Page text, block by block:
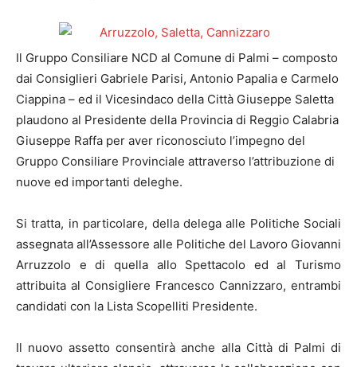
Il Gruppo Consiliare NCD al Comune di Palmi – composto
dai Consiglieri Gabriele Parisi, Antonio Papalia e Carmelo
Ciappina – ed il Vicesindaco della Città Giuseppe Saletta
plaudono al Presidente della Provincia di Reggio Calabria
Giuseppe Raffa per aver riconosciuto l’impegno del
Gruppo Consiliare Provinciale attraverso l’attribuzione di
nuove ed importanti deleghe.
Si tratta, in particolare, della delega alle Politiche Sociali
assegnata all’Assessore alle Politiche del Lavoro Giovanni
Arruzzolo e di quella allo Spettacolo ed al Turismo
attribuita al Consigliere Francesco Cannizzaro, entrambi
candidati con la Lista Scopelliti Presidente.
Il nuovo assetto consentirà anche alla Città di Palmi di